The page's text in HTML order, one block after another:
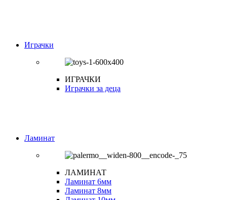
Играчки
ИГРАЧКИ
Играчки за деца
Ламинат
ЛАМИНАТ
Ламинат 6мм
Ламинат 8мм